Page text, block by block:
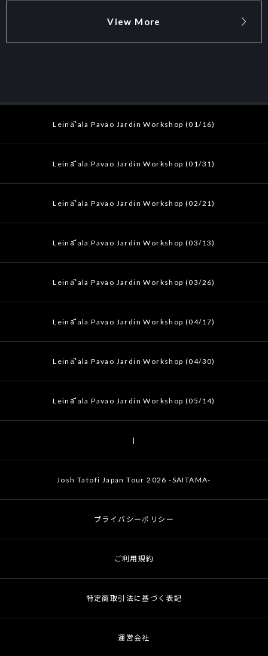
View More
Leināʻala Pavao Jardin Workshop (01/16)
Leināʻala Pavao Jardin Workshop (01/31)
Leināʻala Pavao Jardin Workshop (02/21)
Leināʻala Pavao Jardin Workshop (03/13)
Leināʻala Pavao Jardin Workshop (03/26)
Leināʻala Pavao Jardin Workshop (04/17)
Leināʻala Pavao Jardin Workshop (04/30)
Leināʻala Pavao Jardin Workshop (05/14)
|
Josh Tatofi Japan Tour 2026 -SAITAMA-
プライバシーポリシー
ご利用規約
特定商取引法に基づく表記
運営会社